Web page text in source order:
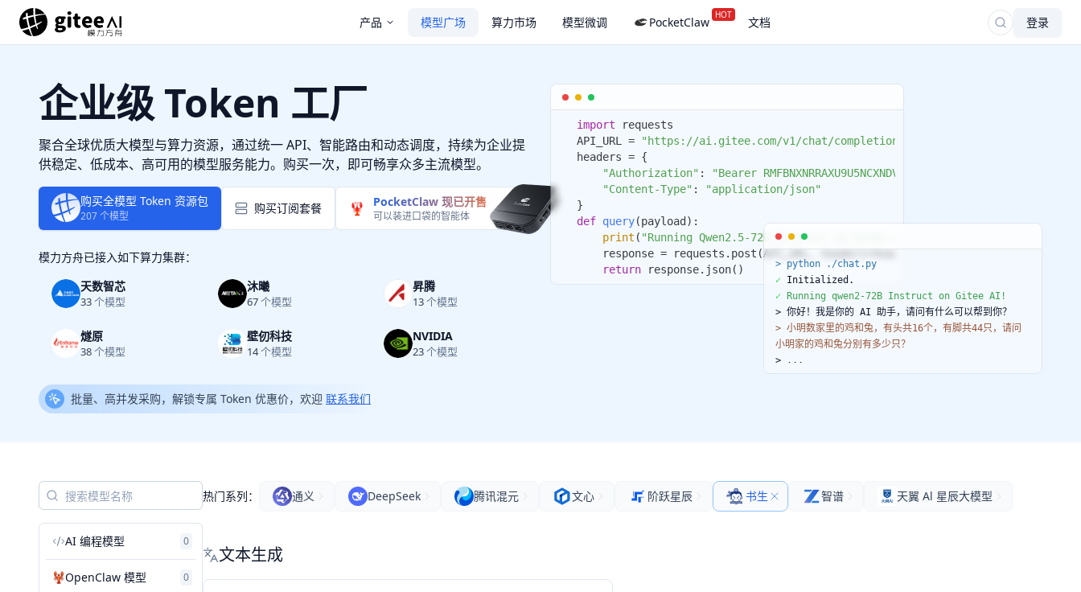
产品 模型广场 算力市场 模型微调 PocketClaw HOT 文档 登录
企业级 Token 工厂
聚合全球优质大模型与算力资源，通过统一 API、智能路由和动态调度，持续为企业提
供稳定、低成本、高可用的模型服务能力。购买一次，即可畅享众多主流模型。
购买全模型 Token 资源包
207个模型
购买订阅套餐 🦞 PocketClaw 现已开售
可以装进口袋的智能体
模力方舟已接入如下算力集群：
天数智芯
33个模型
沐曦
67个模型
昇腾
13个模型
燧原
38个模型
壁仞科技
14个模型
NVIDIA
23个模型
批量、高并发采购，解锁专属 Token 优惠价，欢迎 联系我们
>
AI 编程模型 0
OpenClaw 模型 0
热门系列： 通义 DeepSeek 腾讯混元 文心 阶跃星辰 书生 智谱 天翼 Al 星辰大模型
文本生成